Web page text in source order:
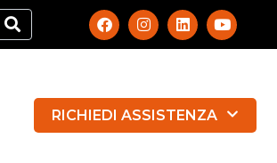
RICHIEDI ASSISTENZA